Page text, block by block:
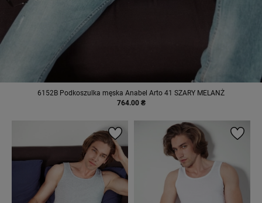
6152B Podkoszulka męska Anabel Arto 41 SZARY MELANŻ
764.00 ₴